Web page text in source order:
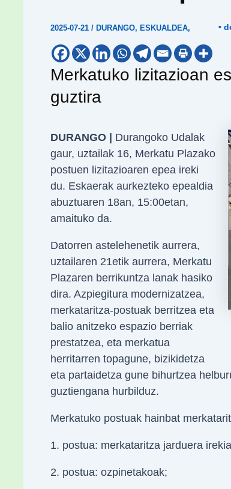
2025-07-21 / DURANGO, ESKUALDEA, •
Merkatuko lizitazioan
guztira
DURANGO | Durangoko Udalak
gaur, uztailak 16, Merkatu Plazako
postuen lizitazioaren epea ireki
du. Eskaerak aurkezteko epealdia
abuztuaren 18an, 15:00etan,
amaituko da.
Datorren astelehenetik aurrera,
uztailaren 21etik aurrera, Merkatu
Plazaren berrikuntza lanak hasiko
dira. Azpiegitura modernizatzea,
merkataritza-postuak berritzea eta
balio anitzeko espazio berriak
prestatzea, eta merkatua
herritarren topagune, bizikidetza
eta partaidetza gune bihurtzea
guztiengana hurbilduz.
Merkatuko postuak hainbat
1. postua: merkataritza jarduera
2. postua: ozpinetakoak;